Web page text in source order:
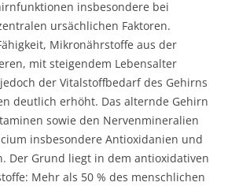
insbesondere bei
ursächlichen Faktoren.
Mikronährstoffe aus der
mit steigendem Lebensalter
der Vitalstoffbedarf des Gehirns
deutlich erhöht. Das alternde Gehirn
sowie den Nervenmineralien
insbesondere Antioxidanien und
Der Grund liegt in dem antioxidativen
Mehr als 50 % des menschlichen